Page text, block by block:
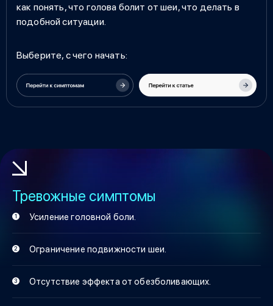
как понять, что голова болит от шеи, что делать в
подобной ситуации.
Выберите, с чего начать:
Тревожные симптомы
Усиление головной боли.
Ограничение подвижности шеи.
Отсутствие эффекта от обезболивающих.